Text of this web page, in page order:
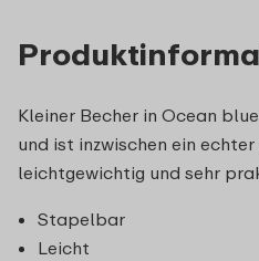
Kleiner Becher in Ocean
und ist inzwischen ein
leichtgewichtig und sehr
Stapelbar
Leicht